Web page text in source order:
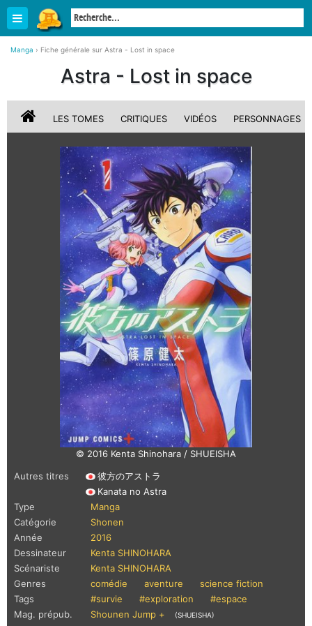
Manga › Fiche générale sur Astra - Lost in space
Astra - Lost in space
LES TOMES CRITIQUES VIDÉOS PERSONNAGES
© 2016 Kenta Shinohara / SHUEISHA
Autres titres
彼方のアストラ
Kanata no Astra
Type
Manga
Catégorie
Shonen
Année
2016
Dessinateur
Kenta SHINOHARA
Scénariste
Kenta SHINOHARA
Genres
comédie aventure
science fiction
Tags
#survie #exploration
#espace
Mag. prépub.
Shounen Jump + (SHUEISHA)